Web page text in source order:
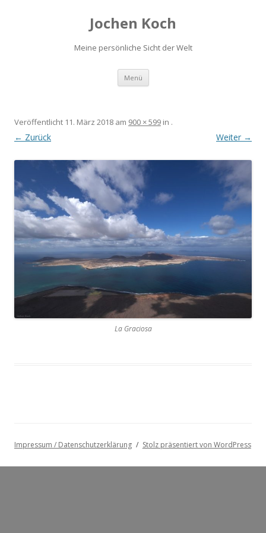
Jochen Koch
Meine persönliche Sicht der Welt
Menü Zum
springen
Veröffentlicht 11. März 2018 am 900 × 599 in .
← Zurück Weiter →
La Graciosa
Impressum / Datenschutzerklärung Stolz präsentiert von WordPress